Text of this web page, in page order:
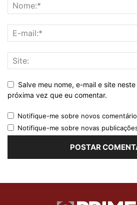
Salve meu nome, e-mail e site
próxima vez que eu comentar.
Notifique-me sobre novos
Notifique-me sobre novas